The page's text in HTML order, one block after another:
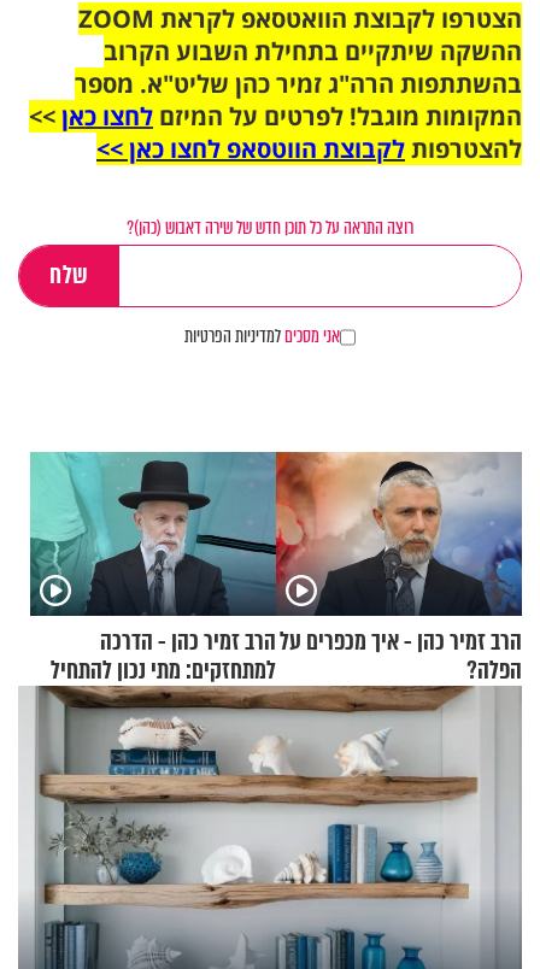
הצטרפו לקבוצת הוואטסאפ לקראת ZOOM
ההשקה שיתקיים בתחילת השבוע הקרוב
בהשתתפות הרה"ג זמיר כהן שליט"א. מספר
המקומות מוגבל! לפרטים על המיזם לחצו כאן>>
להצטרפותלקבוצת הווטסאפ לחצו כאן >>
רוצה התראה על כל תוכן חדש של שירה דאבוש (כהן)?
אני מסכיםלמדיניות הפרטיות
הרב זמיר כהן - איך מכפרים על
הפלה?
הרב זמיר כהן - הדרכה
למתחזקים: מתי נכון להתחיל
עם לבישת הציצית?